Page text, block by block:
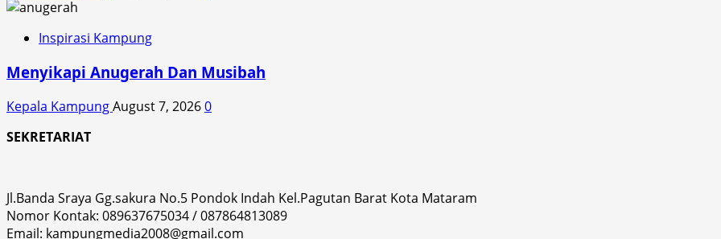
Inspirasi Kampung
Menyikapi Anugerah Dan Musibah
Kepala KampungAugust 7, 20260
SEKRETARIAT
Jl.Banda Sraya Gg.sakura No.5 Pondok Indah Kel.Pagutan Barat Kota Mataram
Nomor Kontak: 089637675034 / 087864813089
Email: kampungmedia2008@gmail.com